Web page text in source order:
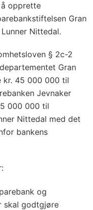
opprette
Gran
Nittedal.
§ 2c-2
Gran
kr. 45 000 000 til
Jevnaker
000 000 til
Nittedal med det
bankens
og
skal godtgjøre